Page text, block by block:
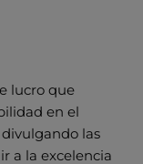
lucro que
en el
las
a la excelencia